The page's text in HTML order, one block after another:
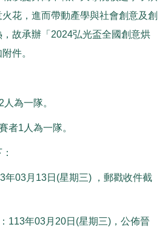
花，進而帶動產學與社會創意及創
故承辦「2024弘光盃全國創意烘
件。
為一隊。
者1人為一隊。
年03月13日(星期三) ，郵戳收件截
113年03月20日(星期三)，公佈晉